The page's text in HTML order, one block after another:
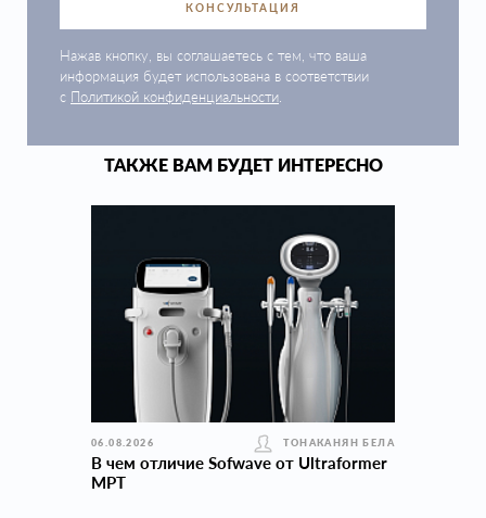
КОНСУЛЬТАЦИЯ
Нажав кнопку, вы соглашаетесь с тем, что ваша
информация будет использована в соответствии
с Политикой конфиденциальности
ТАКЖЕ ВАМ БУДЕТ ИНТЕРЕСНО
06.08.2026 ТОНАКАНЯН БЕЛА
В чем отличие Sofwave от Ultraformer
MPT